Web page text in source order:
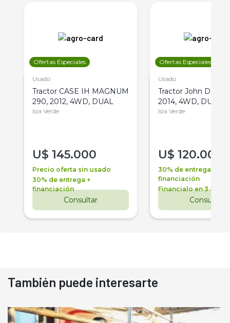
Ofertas Especiales
Usado
Tractor CASE IH MAGNUM
290, 2012, 4WD, DUAL
Isla Verde
U$ 145.000
Precio oferta sin usado
30% de entrega +
financiación
Consultar
Ofertas Especiales
Usado
Tractor John Deere
2014, 4WD, DUAL
Isla Verde
U$ 120.000
30% de entrega +
financiación
Financialo en 3 años
Consultar
También puede interesarte